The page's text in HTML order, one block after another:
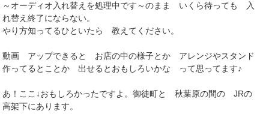
～オーディオ入れ替えを処理中です～のまま いくら待っても 入
れ替え終了にならない。
やり方知ってるひといたら 教えてください。
動画 アップできると お店の中の様子とか アレンジやスタンド
作ってるとことか 出せるとおもしろいかな って思ってます♪
あ！ここ↓おもしろかったですよ。御徒町と 秋葉原の間の JRの
高架下にあります。